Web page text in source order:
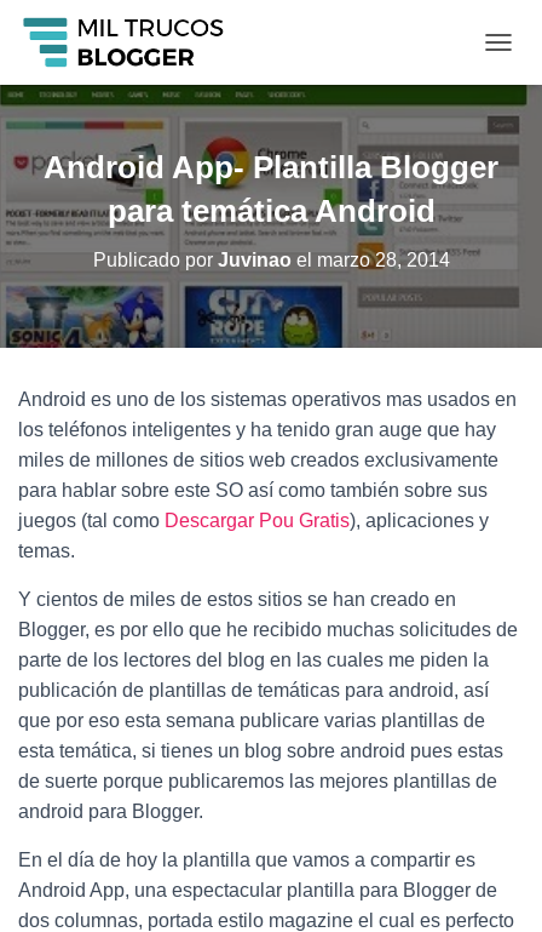
A
M
B
O
V
Android App- Plantilla Blogger
para temática Android
Publicado por Juvinaoel marzo 28, 2014
Android es uno de los sistemas operativos mas usados en
los teléfonos inteligentes y ha tenido gran auge que hay
miles de millones de sitios web creados exclusivamente
para hablar sobre este SO así como también sobre sus
juegos (tal como Descargar Pou Gratis), aplicaciones y
temas.
Y cientos de miles de estos sitios se han creado en
Blogger, es por ello que he recibido muchas solicitudes de
parte de los lectores del blog en las cuales me piden la
publicación de plantillas de temáticas para android, así
que por eso esta semana publicare varias plantillas de
esta temática, si tienes un blog sobre android pues estas
de suerte porque publicaremos las mejores plantillas de
android para Blogger.
En el día de hoy la plantilla que vamos a compartir es
Android App, una espectacular plantilla para Blogger de
dos columnas, portada estilo magazine el cual es perfecto